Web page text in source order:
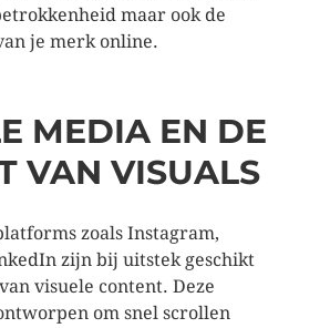
maar ook de
je merk online.
MEDIA EN DE
VAN VISUALS
zoals Instagram,
zijn bij uitstek geschikt
visuele content. Deze
om snel scrollen